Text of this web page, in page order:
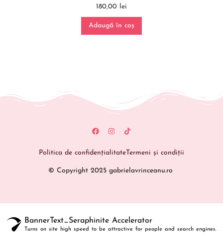
180,00 lei
Adaugă în coș
Politica de confidențialitateTermeni și condiții
© Copyright 2025 gabrielavrinceanu.ro
BannerText_Seraphinite Accelerator
Turns on site high speed to be attractive for people and search engines.